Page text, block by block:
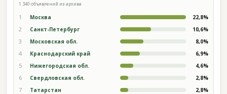
1 340 объявлений из архива
1 Москва 22,8%
2 Санкт-Петербург 10,6%
3 Московская обл. 8,0%
4 Краснодарский край 6,9%
5 Нижегородская обл. 4,6%
6 Свердловская обл. 2,8%
7 Татарстан 2,8%